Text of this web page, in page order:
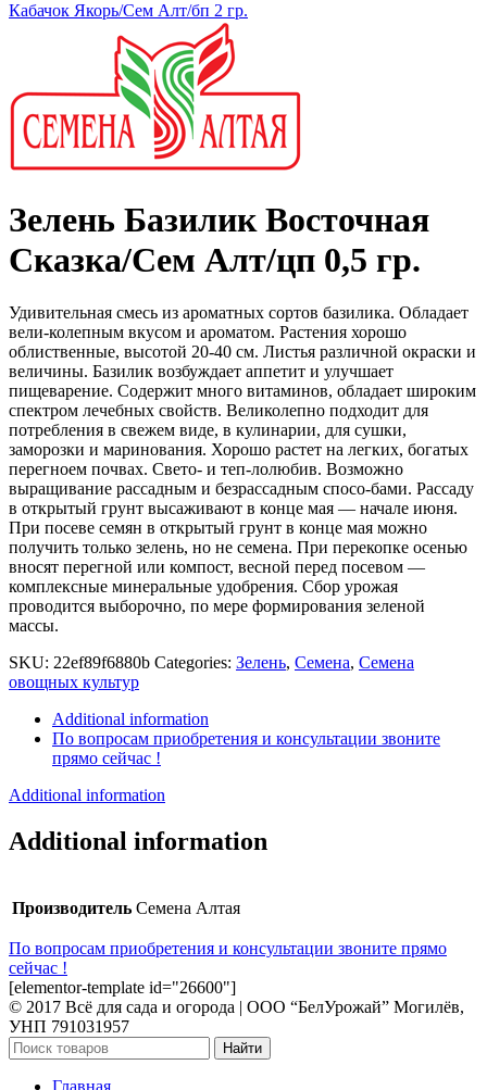
Кабачок Якорь/Сем Алт/бп 2 гр.
Зелень Базилик Восточная
Сказка/Сем Алт/цп 0,5 гр.
Удивительная смесь из ароматных сортов базилика. Обладает
вели-колепным вкусом и ароматом. Растения хорошо
облиственные, высотой 20-40 см. Листья различной окраски и
величины. Базилик возбуждает аппетит и улучшает
пищеварение. Содержит много витаминов, обладает широким
спектром лечебных свойств. Великолепно подходит для
потребления в свежем виде, в кулинарии, для сушки,
заморозки и маринования. Хорошо растет на легких, богатых
перегноем почвах. Свето- и теп-лолюбив. Возможно
выращивание рассадным и безрассадным спосо-бами. Рассаду
в открытый грунт высаживают в конце мая — начале июня.
При посеве семян в открытый грунт в конце мая можно
получить только зелень, но не семена. При перекопке осенью
вносят перегной или компост, весной перед посевом —
комплексные минеральные удобрения. Сбор урожая
проводится выборочно, по мере формирования зеленой
массы.
SKU: 22ef89f6880b Categories: Зелень, Семена, Семена
овощных культур
Additional information
По вопросам приобретения и консультации звоните
прямо сейчас !
Additional information
Additional information
Производитель Семена Алтая
По вопросам приобретения и консультации звоните прямо
сейчас !
[elementor-template id="26600"]
© 2017 Всё для сада и огорода | OOO “БелУрожай” Могилёв,
УНП 791031957
Найти
Главная